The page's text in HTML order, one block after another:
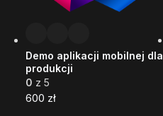
Demo aplikacji mobilnej dla
produkcji
0 z 5
600 zł